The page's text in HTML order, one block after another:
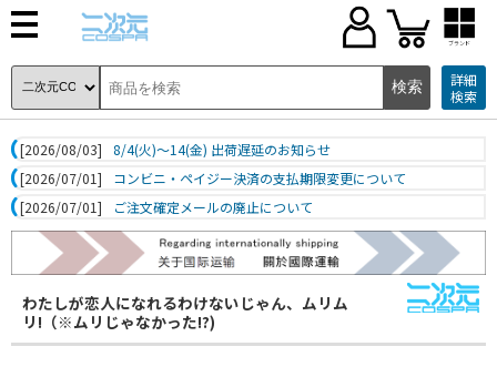
ブランド
詳細
検索
[2026/08/03]
8/4(火)～14(金) 出荷遅延のお知らせ
[2026/07/01]
コンビニ・ペイジー決済の支払期限変更について
[2026/07/01]
ご注文確定メールの廃止について
わたしが恋人になれるわけないじゃん、ムリム
リ!（※ムリじゃなかった!?)